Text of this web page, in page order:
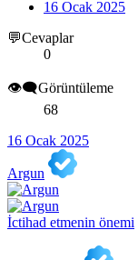
16 Ocak 2025
💬Cevaplar
0
👁️‍🗨️Görüntüleme
68
16 Ocak 2025
Argun
İctihad etmenin önemi